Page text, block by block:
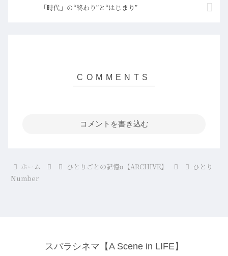
「時代」の“終わり”と“はじまり”
コメントを書き込む
ホーム ひとりごとの記憶α【ARCHIVE】
ひとり
Number
スバラシネマ【A Scene in LIFE】